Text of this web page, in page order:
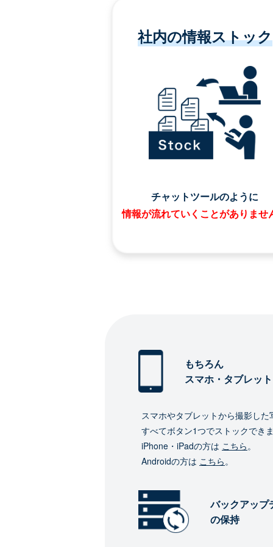
社内の情報ストック
チャットツールのように
情報が流れていくことがありませ
もちろん
スマホ・タブレッ
スマホやタブレットから撮影した
すべてボタン1つでストックでき
iPhone・iPadの方は こちら。
Androidの方は こちら。
バックアップ
の保持